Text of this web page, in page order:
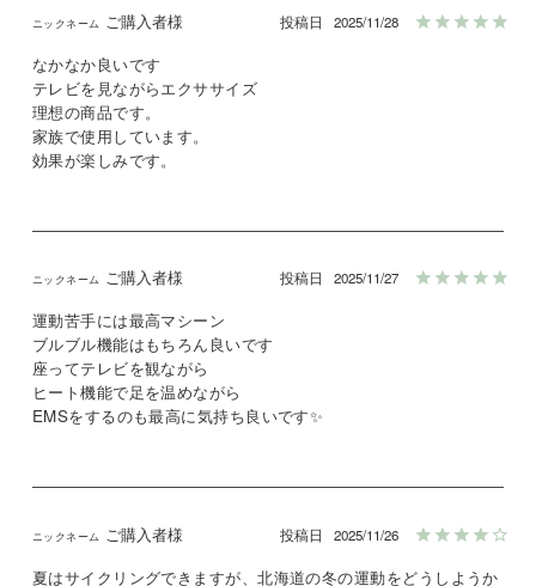
ご購入者様 投稿日 2025/11/28
なかなか良いです
テレビを見ながらエクササイズ
理想の商品です。
家族で使用しています。
効果が楽しみです。
ご購入者様 投稿日 2025/11/27
運動苦手には最高マシーン
ブルブル機能はもちろん良いです
座ってテレビを観ながら
ヒート機能で足を温めながら
EMSをするのも最高に気持ち良いです✨
ご購入者様 投稿日 2025/11/26
夏はサイクリングできますが、北海道の冬の運動をどうしようか